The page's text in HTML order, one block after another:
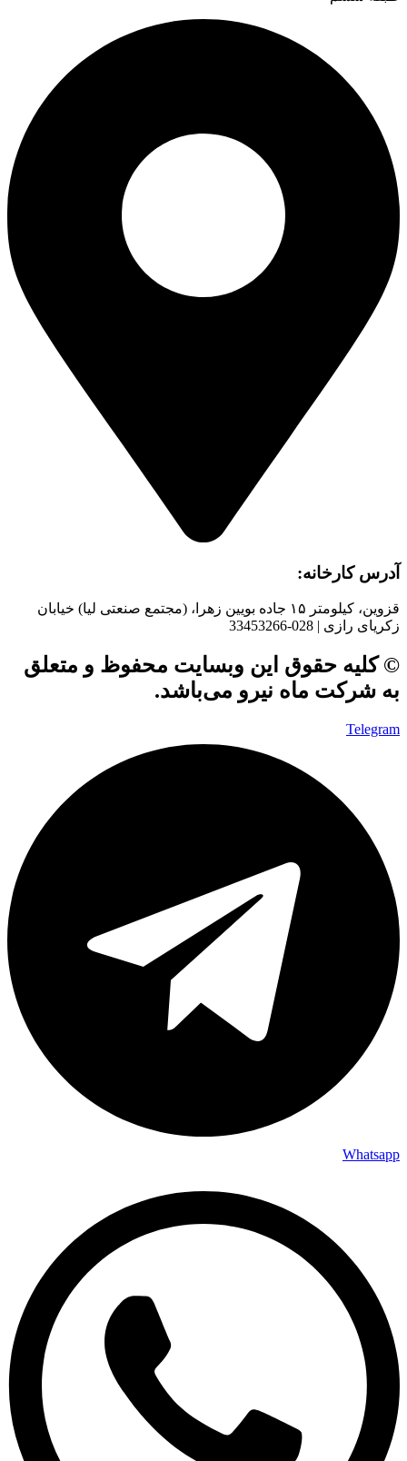
آدرس کارخانه:
قزوین، کیلومتر ۱۵ جاده بويین زهرا، (مجتمع صنعتی لیا) خیابان
زکریای رازی | 028-33453266
© کلیه حقوق این وبسایت محفوظ و متعلق
به شرکت ماه نیرو می‌باشد.
Telegram
Whatsapp